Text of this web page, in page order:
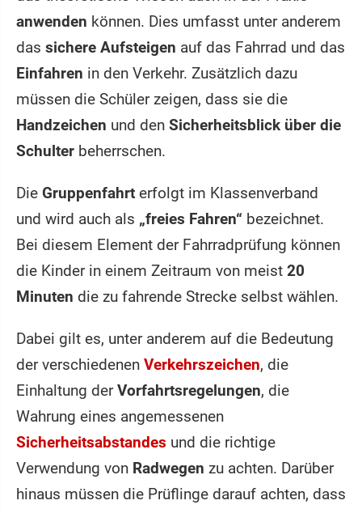
anwenden können. Dies umfasst unter anderem
das sichere Aufsteigen auf das Fahrrad und das
Einfahren in den Verkehr. Zusätzlich dazu
müssen die Schüler zeigen, dass sie die
Handzeichen und den Sicherheitsblick über die
Schulter beherrschen.
Die Gruppenfahrt erfolgt im Klassenverband
und wird auch als „freies Fahren“ bezeichnet.
Bei diesem Element der Fahrradprüfung können
die Kinder in einem Zeitraum von meist 20
Minuten die zu fahrende Strecke selbst wählen.
Dabei gilt es, unter anderem auf die Bedeutung
der verschiedenen Verkehrszeichen, die
Einhaltung derVorfahrtsregelungen, die
Wahrung eines angemessenen
Sicherheitsabstandes und die richtige
Verwendung von Radwegen zu achten. Darüber
hinaus müssen die Prüflinge darauf achten, dass